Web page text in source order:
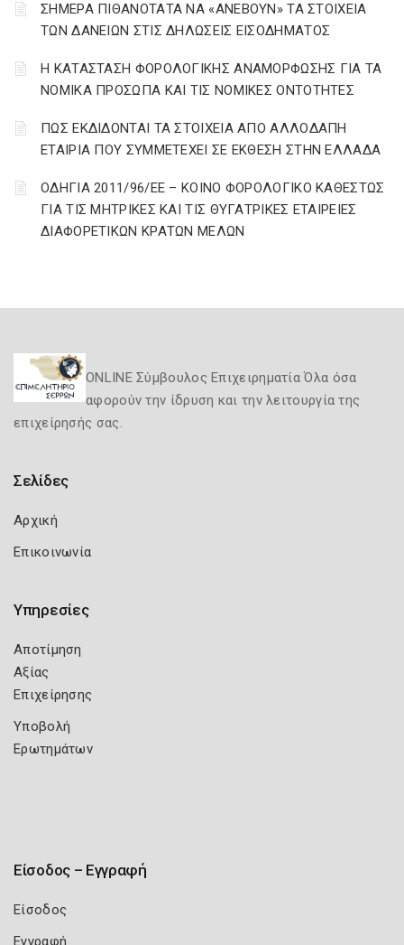
ΣΗΜΕΡΑ ΠΙΘΑΝΟΤΑΤΑ ΝΑ «ΑΝΕΒΟΥΝ» ΤΑ ΣΤΟΙΧΕΙΑ
ΤΩΝ ΔΑΝΕΙΩΝ ΣΤΙΣ ΔΗΛΩΣΕΙΣ ΕΙΣΟΔΗΜΑΤΟΣ
Η ΚΑΤΑΣΤΑΣΗ ΦΟΡΟΛΟΓΙΚΗΣ ΑΝΑΜΟΡΦΩΣΗΣ ΓΙΑ ΤΑ
ΝΟΜΙΚΑ ΠΡΟΣΩΠΑ ΚΑΙ ΤΙΣ ΝΟΜΙΚΕΣ ΟΝΤΟΤΗΤΕΣ
ΠΩΣ ΕΚΔΙΔΟΝΤΑΙ ΤΑ ΣΤΟΙΧΕΙΑ ΑΠΟ ΑΛΛΟΔΑΠΗ
ΕΤΑΙΡΙΑ ΠΟΥ ΣΥΜΜΕΤΕΧΕΙ ΣΕ ΕΚΘΕΣΗ ΣΤΗΝ ΕΛΛΑΔΑ
ΟΔΗΓΙΑ 2011/96/ΕΕ – ΚΟΙΝΟ ΦΟΡΟΛΟΓΙΚΟ ΚΑΘΕΣΤΩΣ
ΓΙΑ ΤΙΣ ΜΗΤΡΙΚΕΣ ΚΑΙ ΤΙΣ ΘΥΓΑΤΡΙΚΕΣ ΕΤΑΙΡΕΙΕΣ
ΔΙΑΦΟΡΕΤΙΚΩΝ ΚΡΑΤΩΝ ΜΕΛΩΝ
ONLINE Σύμβουλος Επιχειρηματία Όλα όσα
αφορούν την ίδρυση και την λειτουργία της
επιχείρησής σας.
Σελίδες
Αρχική
Επικοινωνία
Υπηρεσίες
Αποτίμηση
Αξίας
Επιχείρησης
Υποβολή
Ερωτημάτων
Είσοδος – Εγγραφή
Είσοδος
Εγγραφή